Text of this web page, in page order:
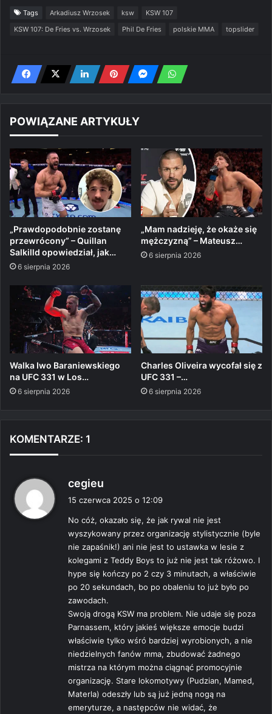
Tags Arkadiusz Wrzosek ksw
KSW 107
KSW 107: De Fries vs. Wrzosek
Phil De Fries polskie MMA topslider
POWIĄZANE ARTYKUŁY
„Prawdopodobnie zostanę
przewrócony” – Quillan
Salkilld opowiedział, jak…
6 sierpnia 2026
„Mam nadzieję, że okaże się
mężczyzną” – Mateusz…
6 sierpnia 2026
Walka Iwo Baraniewskiego
na UFC 331 w Los…
6 sierpnia 2026
Charles Oliveira wycofał się z
UFC 331 –…
6 sierpnia 2026
KOMENTARZE: 1
cegieu
z
e
:
15 czerwca 2025 o 12:09
No cóż, okazało się, że jak rywal nie jest
wyszykowany przez organizację stylistycznie (byle
nie zapaśnik!) ani nie jest to ustawka w lesie z
kolegami z Teddy Boys to już nie jest tak różowo. I
hype się kończy po 2 czy 3 minutach, a właściwie
po 20 sekundach, bo po obaleniu to już było po
zawodach.
Swoją drogą KSW ma problem. Nie udaje się poza
Parnassem, który jakieś większe emocje budzi
właściwie tylko wśró bardziej wyrobionych, a nie
niedzielnych fanów mma, zbudować żadnego
mistrza na którym można ciągnąć promocyjnie
organizację. Stare lokomotywy (Pudzian, Mamed,
Materla) odeszły lub są już jedną nogą na
emeryturze, a następców nie widać, że